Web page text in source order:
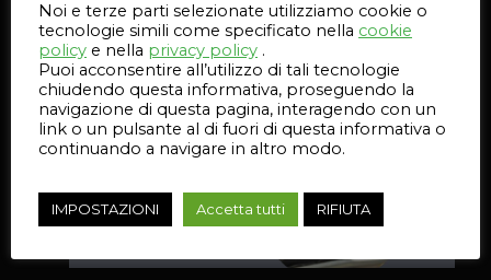
15 Luglio 2026
Noi e terze parti selezionate utilizziamo cookie o
tecnologie simili come specificato nella cookie
policy e nella privacy policy .
Puoi acconsentire all’utilizzo di tali tecnologie
chiudendo questa informativa, proseguendo la
navigazione di questa pagina, interagendo con un
link o un pulsante al di fuori di questa informativa o
continuando a navigare in altro modo.
IMPOSTAZIONI Accetta tutti RIFIUTA